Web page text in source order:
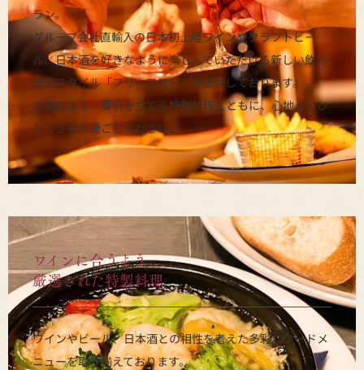
ラン。
グループ会社直輸入の日本初上陸ワインやクラフトビー
ル、日本酒を好きなように楽しんでいただける新しい飲み
放題スタイル「フリーフロー」を提供しております。
お酒をより一層引き立てる特製料理とともに、心地よいひ
とときをお過ごしください。
ワインに合うよう
厳選された特製料理
ワインやビール、日本酒との相性を考えた多彩なフードメ
ニューを取り揃えております。